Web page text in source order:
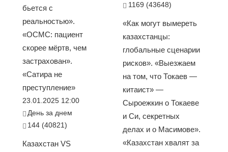
бьется с
реальностью».
«ОСМС: пациент
скорее мёртв, чем
застрахован».
«Сатира не
преступление»
23.01.2025 12:00
День за днем
144 (40821)
Казахстан VS
1169 (43648)
«Как могут вымереть
казахстанцы:
глобальные сценарии
рисков». «Выезжаем
на том, что Токаев —
китаист» —
Сыроежкин о Токаеве
и Си, секретных
делах и о Масимове».
«Казахстан хвалят за